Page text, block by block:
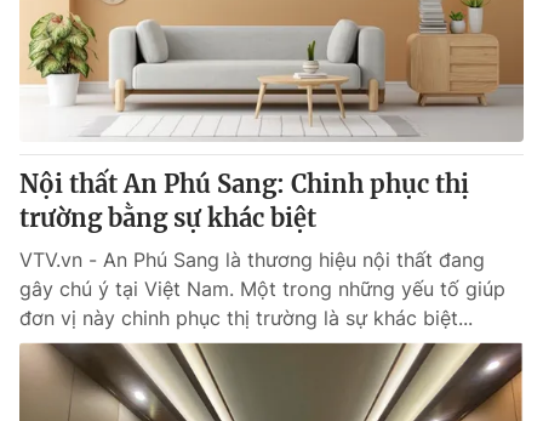
® Cấm sao chép dưới mọi hình thức nếu không có sự chấp
thuận bằng văn bản. Ghi rõ nguồn VTV.vn khi phát hành lại
thông tin từ website này.
Nội thất An Phú Sang: Chinh phục thị
trường bằng sự khác biệt
VTV.vn - An Phú Sang là thương hiệu nội thất đang
gây chú ý tại Việt Nam. Một trong những yếu tố giúp
đơn vị này chinh phục thị trường là sự khác biệt...